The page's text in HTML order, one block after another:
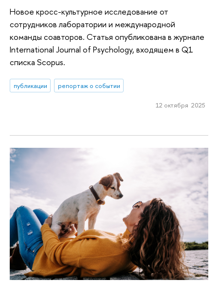
Новое кросс-культурное исследование от
сотрудников лаборатории и международной
команды соавторов. Статья опубликована в журнале
International Journal of Psychology, входящем в Q1
списка Scopus.
публикации репортаж о событии
12 октября 2025